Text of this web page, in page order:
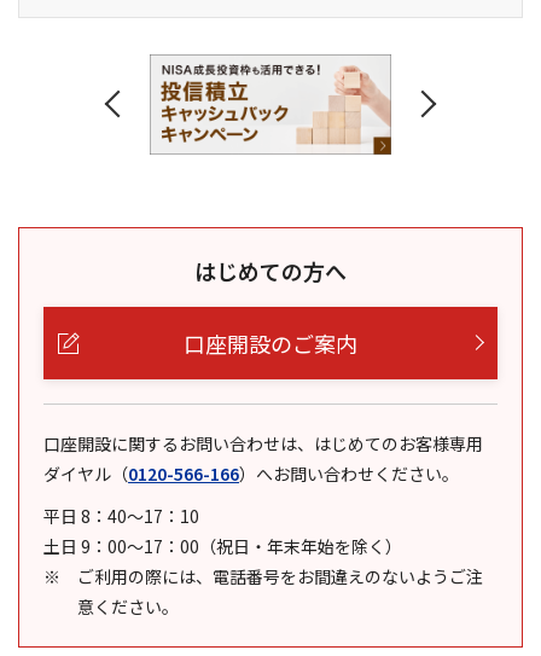
はじめての方へ
口座開設のご案内
口座開設に関するお問い合わせは、はじめてのお客様専用
ダイヤル （0120-566-166） へお問い合わせください。
平日 8：40～17：10
土日 9：00～17：00（祝日・年末年始を除く）
ご利用の際には、電話番号をお間違えのないようご注
意ください。